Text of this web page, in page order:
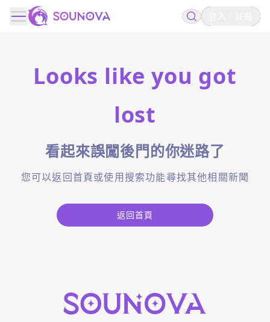
Looks like you got
lost
看起來誤闖後門的你迷路了
您可以返回首頁或使用搜索功能尋找其他相關新聞
返回首頁